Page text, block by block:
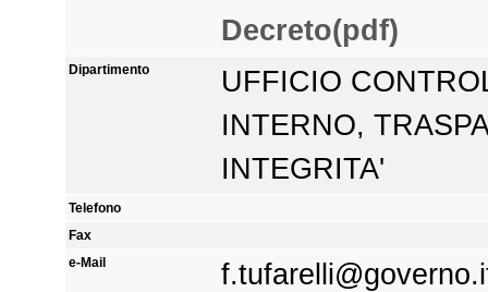
Decreto(pdf)
Dipartimento
UFFICIO
INTERNO,
INTEGRITA'
Telefono
Fax
e-Mail